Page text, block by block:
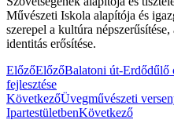
Művészeti Iskola alapítója és
szerepel a kultúra
identitás erősítése.
ElőzőElőzőBalatoni út-Erdődűlő
fejlesztése
KövetkezőÜvegművészeti
IpartestületbenKövetkező